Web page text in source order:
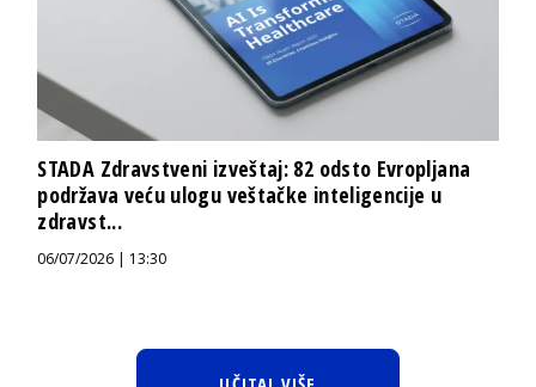
STADA Zdravstveni izveštaj: 82 odsto Evropljana
podržava veću ulogu veštačke inteligencije u
zdravst...
06/07/2026 | 13:30